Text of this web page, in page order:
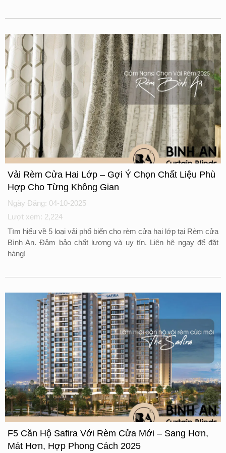
Vải Rèm Cửa Hai Lớp – Gợi Ý Chọn Chất Liệu Phù
Hợp Cho Từng Không Gian
Ngày Đăng: 04-10-2025
Lượt xem: 2,224
Tìm hiểu về 5 loại vải phổ biến cho rèm cửa hai lớp tại Rèm cửa
Bình An. Đảm bảo chất lượng và uy tín. Liên hệ ngay để đặt
hàng!
F5 Căn Hộ Safira Với Rèm Cửa Mới – Sang Hơn,
Mát Hơn, Hợp Phong Cách 2025